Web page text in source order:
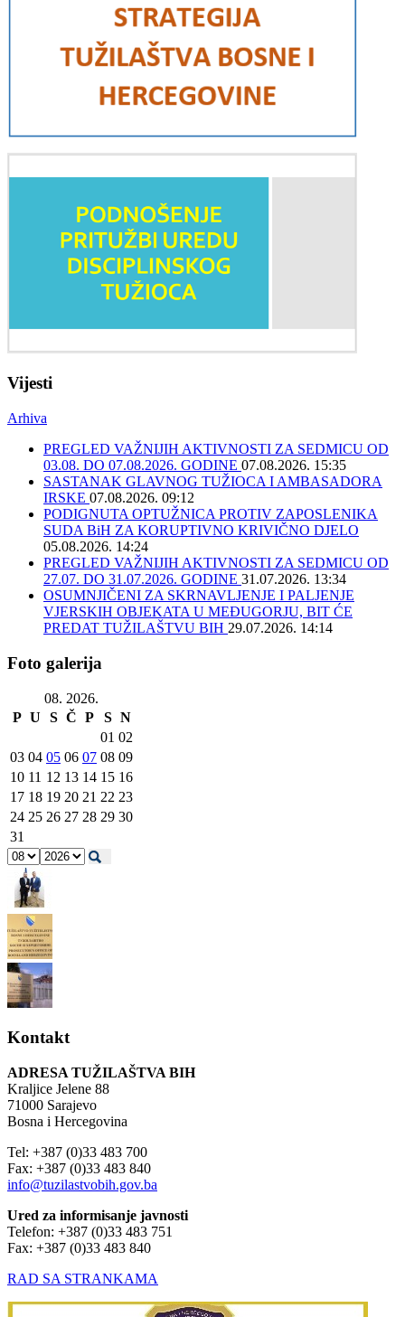
Vijesti
Arhiva
PREGLED VAŽNIJIH AKTIVNOSTI ZA SEDMICU OD
03.08. DO 07.08.2026. GODINE 07.08.2026. 15:35
SASTANAK GLAVNOG TUŽIOCA I AMBASADORA
IRSKE 07.08.2026. 09:12
PODIGNUTA OPTUŽNICA PROTIV ZAPOSLENIKA
SUDA BiH ZA KORUPTIVNO KRIVIČNO DJELO
05.08.2026. 14:24
PREGLED VAŽNIJIH AKTIVNOSTI ZA SEDMICU OD
27.07. DO 31.07.2026. GODINE 31.07.2026. 13:34
OSUMNJIČENI ZA SKRNAVLJENJE I PALJENJE
VJERSKIH OBJEKATA U MEĐUGORJU, BIT ĆE
PREDAT TUŽILAŠTVU BIH 29.07.2026. 14:14
Foto galerija
08. 2026.
P U S Č P S N
01 02
03 04 05 06 07 08 09
10 11 12 13 14 15 16
17 18 19 20 21 22 23
24 25 26 27 28 29 30
31
Kontakt
ADRESA TUŽILAŠTVA BIH
Kraljice Jelene 88
71000 Sarajevo
Bosna i Hercegovina
Tel: +387 (0)33 483 700
Fax: +387 (0)33 483 840
info@tuzilastvobih.gov.ba
Ured za informisanje javnosti
Telefon: +387 (0)33 483 751
Fax: +387 (0)33 483 840
RAD SA STRANKAMA